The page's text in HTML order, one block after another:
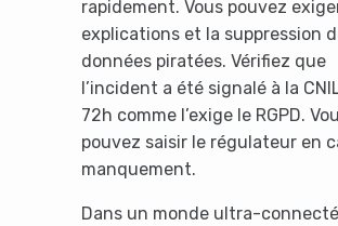
rapidement. Vous pouvez
explications et la suppression
données piratées. Vérifiez que
l’incident a été signalé à la
72h comme l’exige le RGPD.
pouvez saisir le régulateur en
manquement.
Dans un monde ultra-